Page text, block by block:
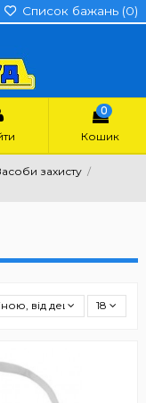
Список бажань (0)
0
Кошик
захисту
від дешевших
18